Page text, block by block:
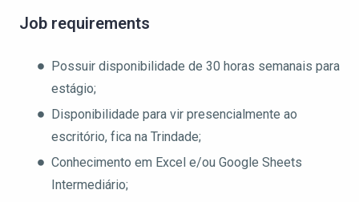
Job requirements
Possuir disponibilidade de 30 horas semanais para
estágio;
Disponibilidade para vir presencialmente ao
escritório, fica na Trindade;
Conhecimento em Excel e/ou Google Sheets
Intermediário;